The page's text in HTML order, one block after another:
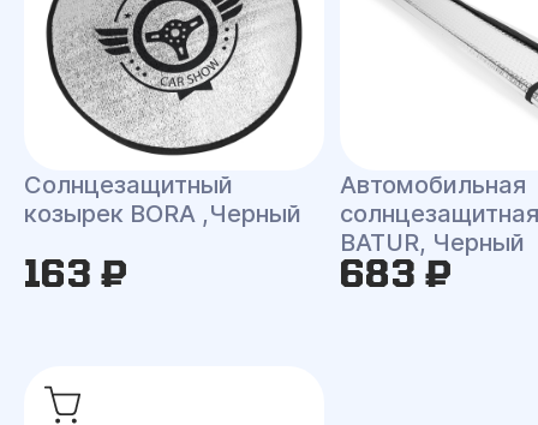
Солнцезащитный
козырек BORA ,Черный
163 ₽
Автомобильная
BATUR, Черный
683 ₽